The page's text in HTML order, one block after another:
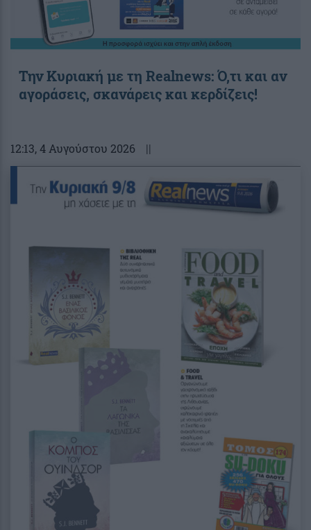
Την Κυριακή με τη Realnews: Ό,τι και αν
αγοράσεις, σκανάρεις και κερδίζεις!
12:13, 4 Αυγούστου 2026 ||